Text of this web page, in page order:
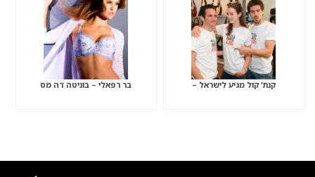
קנת’ קול מגיע לישראל – בר רפאלי – בוניטה דה מס